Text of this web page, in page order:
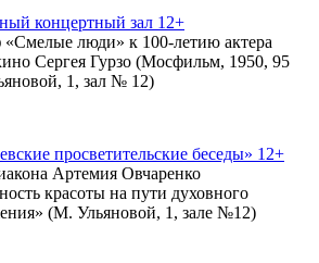
концертный зал 12+
«Смелые люди» к 100-летию актера
Сергея Гурзо (Мосфильм, 1950, 95
1, зал № 12)
просветительские беседы» 12+
Артемия Овчаренко
красоты на пути духовного
(М. Ульяновой, 1, зале №12)